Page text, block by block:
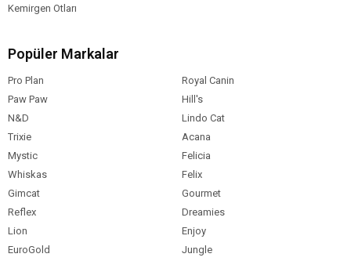
Kemirgen Otları
Popüler Markalar
Pro Plan
Royal Canin
Paw Paw
Hill's
N&D
Lindo Cat
Trixie
Acana
Mystic
Felicia
Whiskas
Felix
Gimcat
Gourmet
Reflex
Dreamies
Lion
Enjoy
EuroGold
Jungle